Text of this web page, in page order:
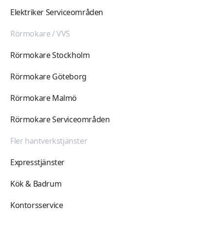
Elektriker Serviceområden
Rörmokare / VVS
Rörmokare Stockholm
Rörmokare Göteborg
Rörmokare Malmö
Rörmokare Serviceområden
Fler hantverkstjänster
Expresstjänster
Kök & Badrum
Kontorsservice